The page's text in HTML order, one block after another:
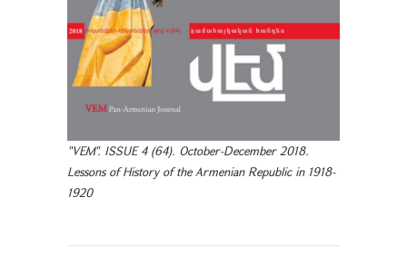
"VEM". ISSUE 4 (64). October-December 2018.
Lessons of History of the Armenian Republic in 1918-
1920